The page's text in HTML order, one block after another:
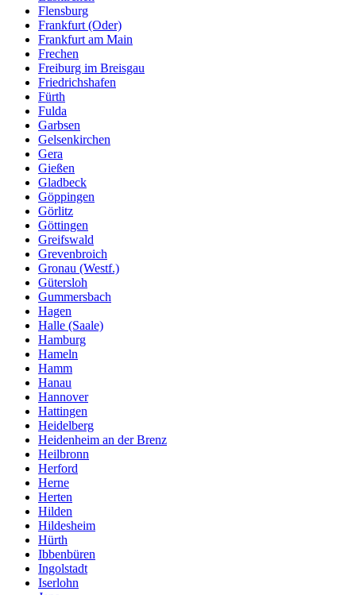
Flensburg
Frankfurt (Oder)
Frankfurt am Main
Frechen
Freiburg im Breisgau
Friedrichshafen
Fürth
Fulda
Garbsen
Gelsenkirchen
Gera
Gießen
Gladbeck
Göppingen
Görlitz
Göttingen
Greifswald
Grevenbroich
Gronau (Westf.)
Gütersloh
Gummersbach
Hagen
Halle (Saale)
Hamburg
Hameln
Hamm
Hanau
Hannover
Hattingen
Heidelberg
Heidenheim an der Brenz
Heilbronn
Herford
Herne
Herten
Hilden
Hildesheim
Hürth
Ibbenbüren
Ingolstadt
Iserlohn